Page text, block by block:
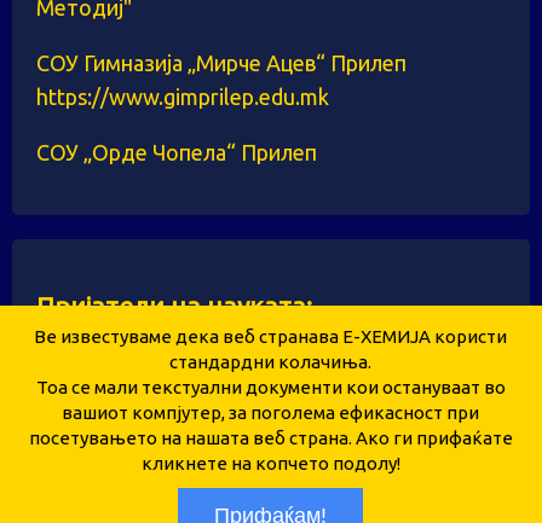
Методиј"
СОУ Гимназија „Мирче Ацев“ Прилеп
https://www.gimprilep.edu.mk
СОУ „Орде Чопела“ Прилеп
Пријатели на науката:
Здружение за унапредување и развој на
образованието и науката „Е-ХЕМИЈА“ – Прилеп
Copyright © 2026 ehemija.mk
Ве известуваме дека веб странава Е-ХЕМИЈА користи
стандардни колачиња.
Тоа се мали текстуални документи кои остануваат во
вашиот компјутер, за поголема ефикасност при
посетувањето на нашата веб страна. Ако ги прифаќате
кликнете на копчето подолу!
Прифаќам!